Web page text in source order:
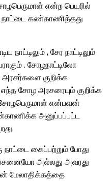
என்ற பெயரில்
நாட்டை கண்காணித்தது
நாட்டிலும் , சேர நாட்டிலும்
. சோழநாட்டிலோ
குறிக்க
சோழ அரசரையும் குறிக்க
என்பவன்
அனுப்பப்பட்ட
கைப்பற்றும் போது
அல்லது அவரது
மேலாதிக்கத்தை